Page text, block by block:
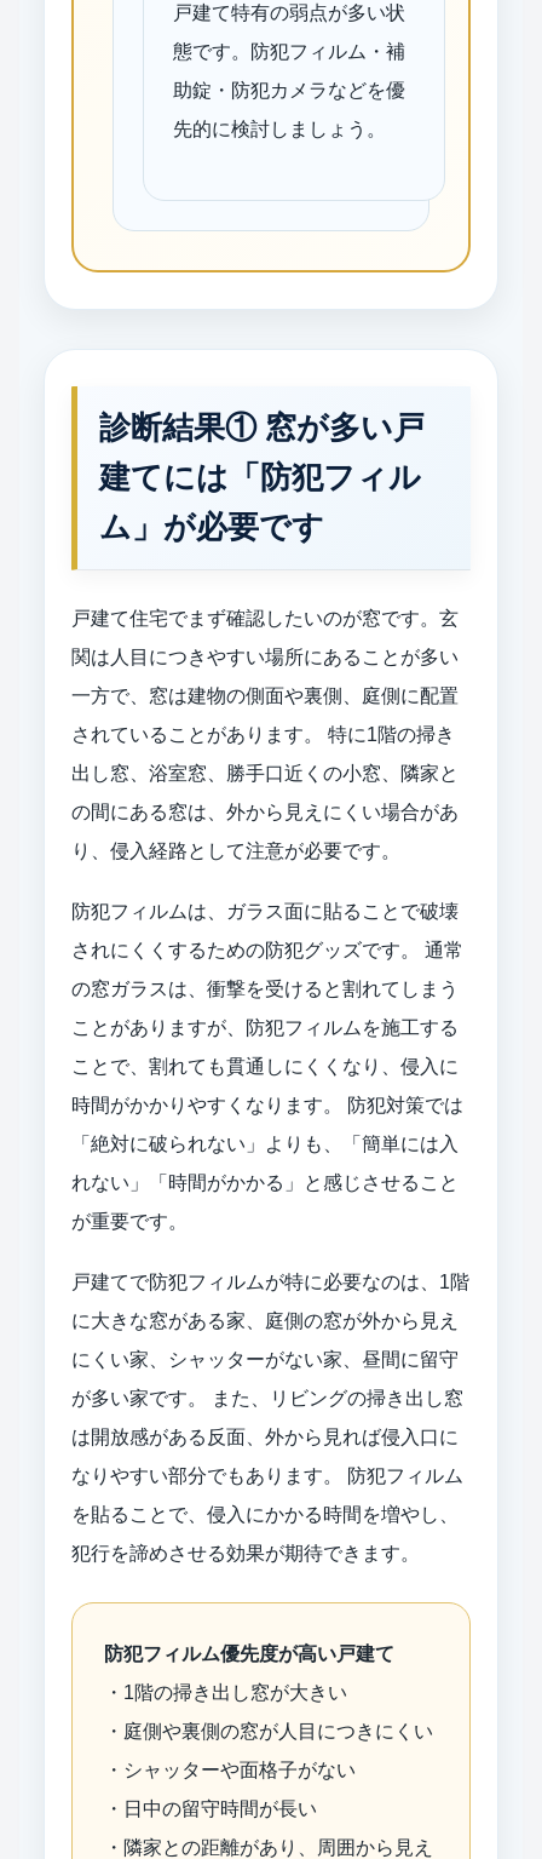
戸建て特有の弱点が多い状
態です。防犯フィルム・補
助錠・防犯カメラなどを優
先的に検討しましょう。
診断結果① 窓が多い戸
建てには「防犯フィル
ム」が必要です
戸建て住宅でまず確認したいのが窓です。玄
関は人目につきやすい場所にあることが多い
一方で、窓は建物の側面や裏側、庭側に配置
されていることがあります。 特に1階の掃き
出し窓、浴室窓、勝手口近くの小窓、隣家と
の間にある窓は、外から見えにくい場合があ
り、侵入経路として注意が必要です。
防犯フィルムは、ガラス面に貼ることで破壊
されにくくするための防犯グッズです。 通常
の窓ガラスは、衝撃を受けると割れてしまう
ことがありますが、防犯フィルムを施工する
ことで、割れても貫通しにくくなり、侵入に
時間がかかりやすくなります。 防犯対策では
「絶対に破られない」よりも、「簡単には入
れない」「時間がかかる」と感じさせること
が重要です。
戸建てで防犯フィルムが特に必要なのは、1階
に大きな窓がある家、庭側の窓が外から見え
にくい家、シャッターがない家、昼間に留守
が多い家です。 また、リビングの掃き出し窓
は開放感がある反面、外から見れば侵入口に
なりやすい部分でもあります。 防犯フィルム
を貼ることで、侵入にかかる時間を増やし、
犯行を諦めさせる効果が期待できます。
防犯フィルム優先度が高い戸建て
・1階の掃き出し窓が大きい
・庭側や裏側の窓が人目につきにくい
・シャッターや面格子がない
・日中の留守時間が長い
・隣家との距離があり、周囲から見え